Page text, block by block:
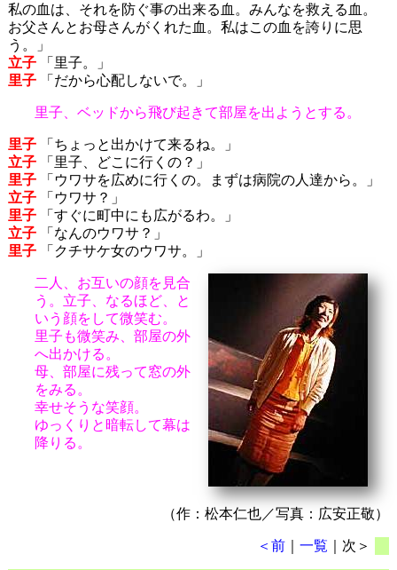
私の血は、それを防ぐ事の出来る血。みんなを救える血。
お父さんとお母さんがくれた血。私はこの血を誇りに思
う。」
立子「里子。」
里子「だから心配しないで。」
里子、ベッドから飛び起きて部屋を出ようとする。
里子「ちょっと出かけて来るね。」
立子「里子、どこに行くの？」
里子「ウワサを広めに行くの。まずは病院の人達から。」
立子「ウワサ？」
里子「すぐに町中にも広がるわ。」
立子「なんのウワサ？」
里子「クチサケ女のウワサ。」
二人、お互いの顔を見合
う。立子、なるほど、と
いう顔をして微笑む。
里子も微笑み、部屋の外
へ出かける。
母、部屋に残って窓の外
をみる。
幸せそうな笑顔。
ゆっくりと暗転して幕は
降りる。
（作：松本仁也／写真：広安正敬）
＜前 ｜一覧 ｜次＞